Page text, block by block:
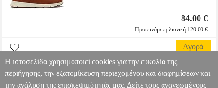
84.00 €
Προτεινόμενη λιανική 120.00 €
Αγορά
1 2 3
Η ιστοσελίδα χρησιμοποιεί cookies για την ευκολία της
περιήγησης, την εξατομίκευση περιεχομένου και διαφημίσεων και
την ανάλυση της επισκεψιμότητάς μας. Δείτε τους ανανεωμένους